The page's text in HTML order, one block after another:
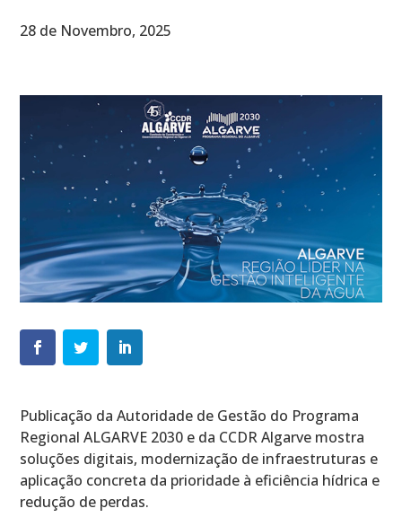
28 de Novembro, 2025
Publicação da Autoridade de Gestão do Programa
Regional ALGARVE 2030 e da CCDR Algarve mostra
soluções digitais, modernização de infraestruturas e
aplicação concreta da prioridade à eficiência hídrica e
redução de perdas.